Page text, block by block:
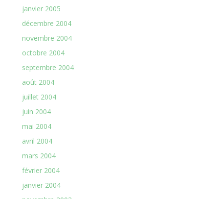
janvier 2005
décembre 2004
novembre 2004
octobre 2004
septembre 2004
août 2004
juillet 2004
juin 2004
mai 2004
avril 2004
mars 2004
février 2004
janvier 2004